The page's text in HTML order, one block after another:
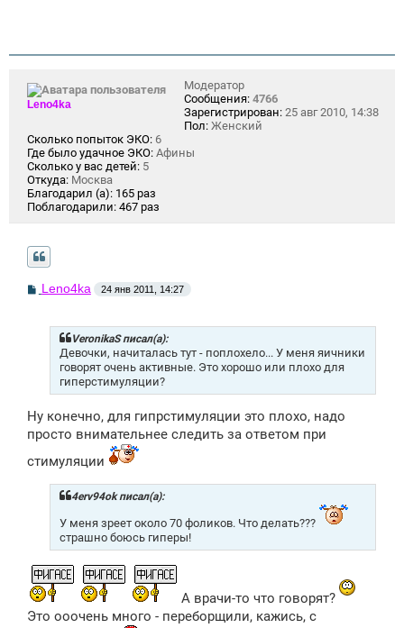
Leno4ka
Модератор
Сообщения: 4766
Зарегистрирован: 25 авг 2010, 14:38
Пол: Женский
Сколько попыток ЭКО: 6
Где было удачное ЭКО: Афины
Сколько у вас детей: 5
Откуда: Москва
Благодарил (а): 165 раз
Поблагодарили: 467 раз
С
о
Leno4ka 24 янв 2011, 14:27
VeronikaS писал(а):
Девочки, начиталась тут - поплохело... У меня яичники
говорят очень активные. Это хорошо или плохо для
гиперстимуляции?
Ну конечно, для гипрстимуляции это плохо, надо
просто внимательнее следить за ответом при
стимуляции
4erv94ok писал(а):
У меня зреет около 70 фоликов. Что делать???
страшно боюсь гиперы!
А врачи-то что говорят?
Это ооочень много - переборщили, кажись, с